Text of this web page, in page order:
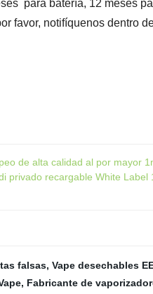
para batería, 12 meses
favor, notifíquenos dentro
de alta calidad al por mayor
privado recargable White
falsas, Vape desechables
, Fabricante de